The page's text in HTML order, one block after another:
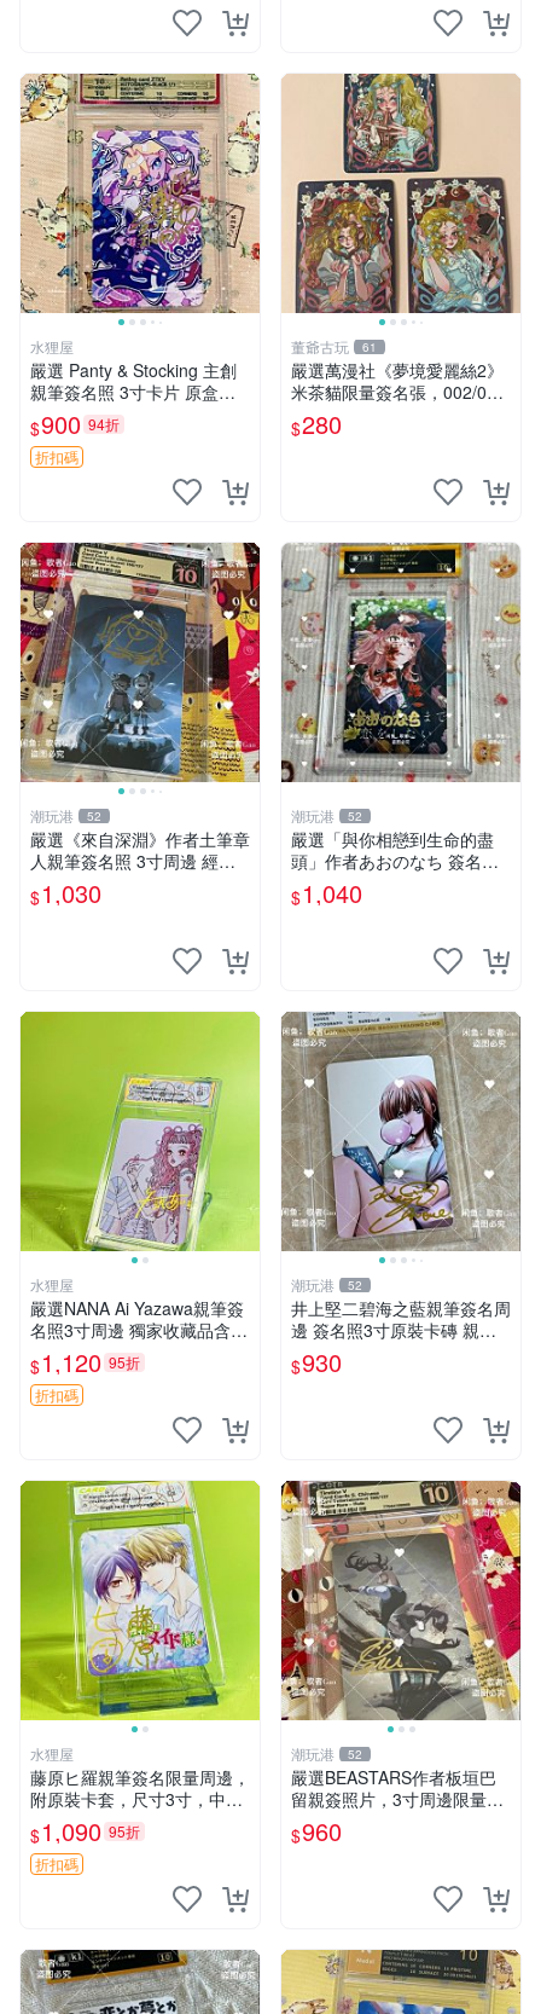
水狸屋
嚴選 Panty & Stocking 主創
親筆簽名照 3寸卡片 原盒保
証 現場直拍 精確關鍵詞：Pa
nty Stocking 周邊 照片
$900 94折
折扣碼
董爺古玩 61
嚴選萬漫社《夢境愛麗絲2》
米茶貓限量簽名張，002/003
珍藏版，首賣難得機會 夢境
愛麗絲 米茶貓 限量簽名
$280
潮玩港 52
嚴選《來自深淵》作者土筆章
人親筆簽名照 3寸周邊 經典
卡磚 相片拍賣 深淵 Made in
Abyss 土筆章人 照片
$1,030
潮玩港 52
嚴選「與你相戀到生命的盡
頭」作者あおのなち 簽名照
片 3寸原裝卡磚 親筆簽名照
收藏佳品 周邊限定 照片拍賣
$1,040
水狸屋
嚴選NANA Ai Yazawa親筆簽
名照3寸周邊 獨家收藏品含卡
磚 日版中古 默認初瑕 周邊
照片 署名
$1,120 95折
折扣碼
潮玩港 52
井上堅二碧海之藍親筆簽名周
邊 簽名照3寸原裝卡磚 親
筆、收藏、簽名照
$930
水狸屋
藤原ヒ羅親筆簽名限量周邊，
附原裝卡套，尺寸3寸，中古
輕瑕 會長大人 親筆 簽名 周
邊 卡套 3寸 中古初瑕
$1,090 95折
折扣碼
潮玩港 52
嚴選BEASTARS作者板垣巴
留親簽照片，3寸周邊限量收
藏 BEASTARS 作者 經典 細
節收藏
$960